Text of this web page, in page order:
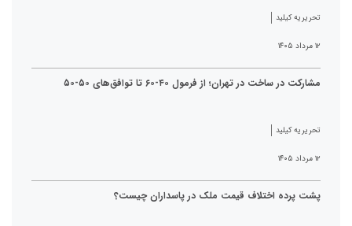
تحریریه کیلید
۱۲ مرداد ۱۴۰۵
مشارکت در ساخت در تهران؛ از فرمول ۴۰-۶۰ تا توافق‌های ۵۰-۵۰
تحریریه کیلید
۱۲ مرداد ۱۴۰۵
پشت پرده اختلاف قیمت ملک در پاسداران چیست؟